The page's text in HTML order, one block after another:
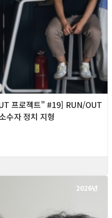
프로젝트" #19] RUN/OUT
수자 정치 지형
2026년